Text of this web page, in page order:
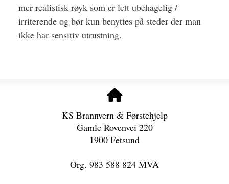
mer realistisk røyk som er lett ubehagelig /
irriterende og bør kun benyttes på steder der man
ikke har sensitiv utrustning.
KS Brannvern & Førstehjelp
Gamle Rovenvei 220
1900 Fetsund
Org. 983 588 824 MVA